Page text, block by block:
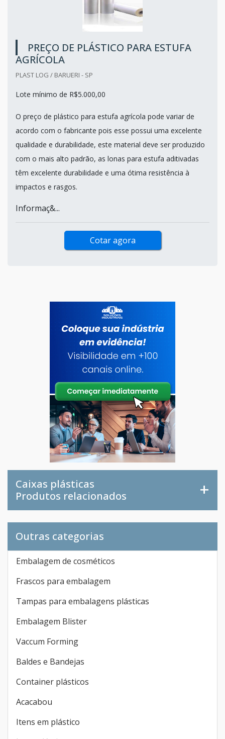
PREÇO DE PLÁSTICO PARA ESTUFA
AGRÍCOLA
PLAST LOG / BARUERI - SP
Lote mínimo de R$5.000,00
O preço de plástico para estufa agrícola pode variar de
acordo com o fabricante pois esse possui uma excelente
qualidade e durabilidade, este material deve ser produzido
com o mais alto padrão, as lonas para estufa aditivadas
têm excelente durabilidade e uma ótima resistência à
impactos e rasgos.
Informaç&...
Cotar agora
Caixas plásticas
Produtos relacionados
Outras categorias
Embalagem de cosméticos
Frascos para embalagem
Tampas para embalagens plásticas
Embalagem Blister
Vaccum Forming
Baldes e Bandejas
Container plásticos
Acacabou
Itens em plástico